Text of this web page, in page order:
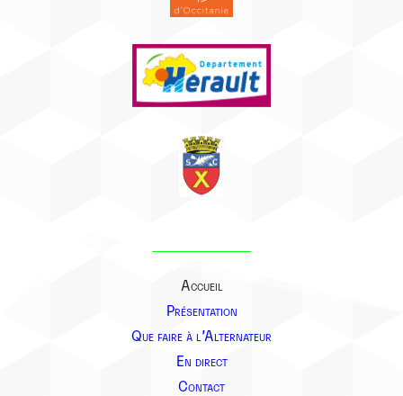
Accueil
Présentation
Que faire à l’Alternateur
En direct
Contact